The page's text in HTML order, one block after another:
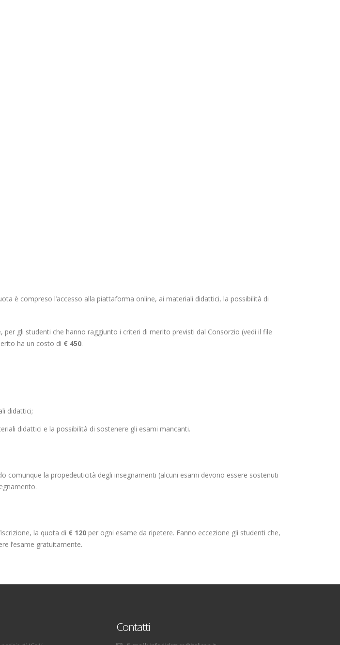
è compreso l’accesso alla piattaforma online, ai materiali didattici, la possibilità di
gli studenti che hanno raggiunto i criteri di merito previsti dal Consorzio (vedi il file
ha un costo di € 450.
didattici;
didattici e la possibilità di sostenere gli esami mancanti.
comunque la propedeuticità degli insegnamenti (alcuni esami devono essere sostenuti
la quota di € 120 per ogni esame da ripetere. Fanno eccezione gli studenti che,
l’esame gratuitamente.
Contatti